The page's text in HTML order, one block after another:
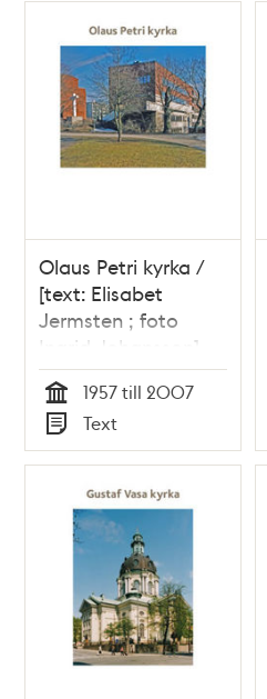
Olaus Petri kyrka /
[text: Elisabet
Jermsten ; foto
Ingrid Johansson]
Tid
1957 till 2007
Typ
Text